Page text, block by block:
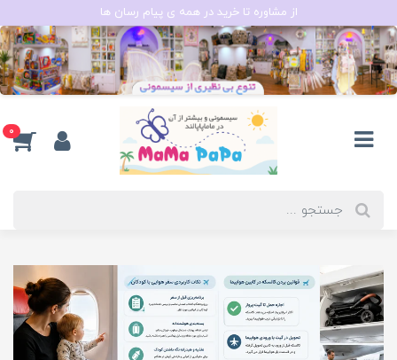
از مشاوره تا خرید در همه ی پیام رسان ها
0